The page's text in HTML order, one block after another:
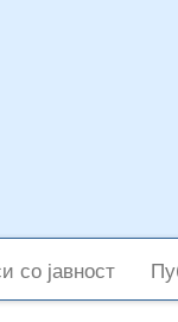
со јавност